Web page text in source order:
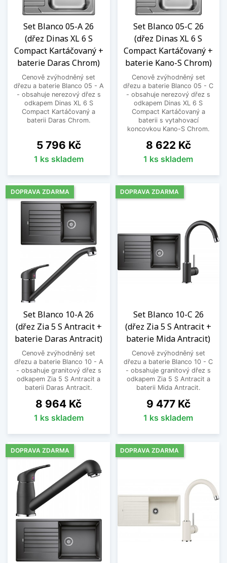
Set Blanco 05-A 26
(dřez Dinas XL 6 S
Compact Kartáčovaný +
baterie Daras Chrom)
Cenově zvýhodněný set
dřezu a baterie Blanco 05 - A
- obsahuje nerezový dřez s
odkapem Dinas XL 6 S
Compact Kartáčovaný a
baterii Daras Chrom.
Cena
5 796 Kč
1 ks skladem
Set Blanco 05-C 26
(dřez Dinas XL 6 S
Compact Kartáčovaný +
baterie Kano-S Chrom)
Cenově zvýhodněný set
dřezu a baterie Blanco 05 - C
- obsahuje nerezový dřez s
odkapem Dinas XL 6 S
Compact Kartáčovaný a
baterii s vytahovací
koncovkou Kano-S Chrom.
Cena
8 622 Kč
1 ks skladem
Set Blanco 10-A 26
(dřez Zia 5 S Antracit +
baterie Daras Antracit)
Cenově zvýhodněný set
dřezu a baterie Blanco 10 - A
- obsahuje granitový dřez s
odkapem Zia 5 S Antracit a
baterii Daras Antracit.
Cena
8 964 Kč
1 ks skladem
DOPRAVA ZDARMA
Set Blanco 10-C 26
(dřez Zia 5 S Antracit +
baterie Mida Antracit)
Cenově zvýhodněný set
dřezu a baterie Blanco 10 - C
- obsahuje granitový dřez s
odkapem Zia 5 S Antracit a
baterii Mida Antracit.
Cena
9 477 Kč
1 ks skladem
DOPRAVA ZDARMA
DOPRAVA ZDARMA DOPRAVA ZDARMA